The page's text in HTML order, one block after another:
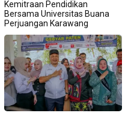
Kemitraan Pendidikan
Bersama Universitas Buana
Perjuangan Karawang